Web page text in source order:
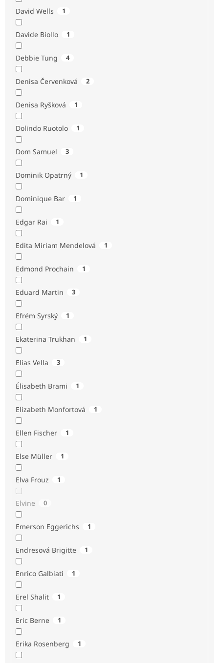
David Wells 1
Davide Biollo 1
Debbie Tung 4
Denisa Červenková 2
Denisa Ryšková 1
Dolindo Ruotolo 1
Dom Samuel 3
Dominik Opatrný 1
Dominique Bar 1
Edgar Rai 1
Edita Miriam Mendelová 1
Edmond Prochain 1
Eduard Martin 3
Efrém Syrský 1
Ekaterina Trukhan 1
Elias Vella 3
Élisabeth Brami 1
Elizabeth Monfortová 1
Ellen Fischer 1
Else Müller 1
Elva Frouz 1
Elvine 0
Emerson Eggerichs 1
Endresová Brigitte 1
Enrico Galbiati 1
Erel Shalit 1
Eric Berne 1
Erika Rosenberg 1